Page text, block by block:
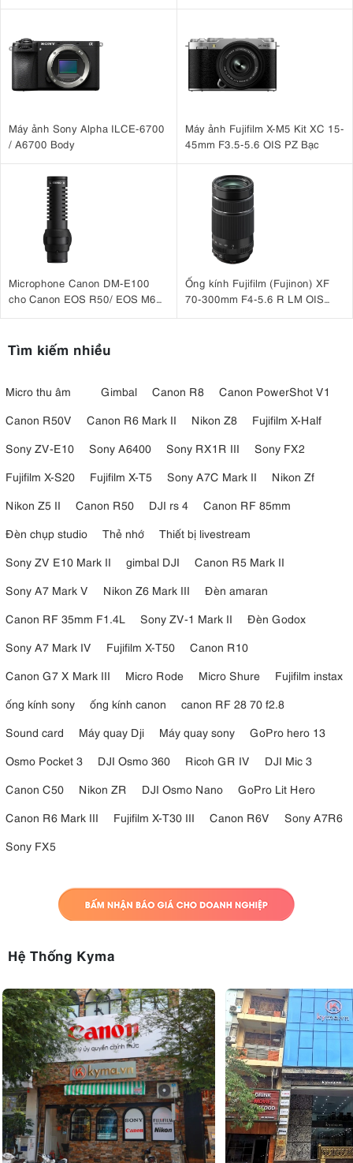
Máy ảnh Sony Alpha ILCE-6700
/ A6700 Body
Máy ảnh Fujifilm X-M5 Kit XC 15-
45mm F3.5-5.6 OIS PZ Bạc
Microphone Canon DM-E100
cho Canon EOS R50/ EOS M6
Ống kính Fujifilm (Fujinon) XF
70-300mm F4-5.6 R LM OIS
Tìm kiếm nhiều
Micro thu âm Gimbal Canon R8
Canon PowerShot V1
Canon R50V
Canon R6 Mark II Nikon Z8
Fujifilm X-Half
Sony ZV-E10
Sony A6400 Sony RX1R III
Sony FX2
Fujifilm X-S20
Fujifilm X-T5 Sony A7C Mark II
Nikon Zf
Nikon Z5 II
Canon R50 DJI rs 4
Canon RF 85mm
Đèn chụp studio
Thẻ nhớ
Thiết bị livestream
Sony ZV E10 Mark II
gimbal DJI
Canon R5 Mark II
Sony A7 Mark V
Nikon Z6 Mark III
Đèn amaran
Canon RF 35mm F1.4L
Sony ZV-1 Mark II
Đèn Godox
Sony A7 Mark IV
Fujifilm X-T50
Canon R10
Canon G7 X Mark III
Micro Rode Micro Shure
Fujifilm instax
ống kính sony
ống kính canon
canon RF 28 70 f2.8
Sound card
Máy quay Dji Máy quay sony
GoPro hero 13
Osmo Pocket 3
DJI Osmo 360 Ricoh GR IV
DJI Mic 3
Canon C50
Nikon ZR DJI Osmo Nano
GoPro Lit Hero
Canon R6 Mark III
Fujifilm X-T30 III Canon R6V
Sony A7R6
Sony FX5
Hệ Thống Kyma